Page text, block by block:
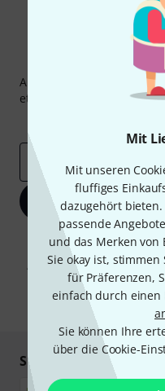
Mit
Mit unseren
fluffiges
dazugehört
passende
und das Merken von
Sie okay ist, stimmen
für Präferenzen,
einfach durch einen
Sie können Ihre
über die Cookie-
Abonniere den Thomann
etwas Glück einen von50
E-Mail-Adresse
Mit Klick auf „Jetzt
Werbung und einer Messung
Abmeldung ist jederzeit
unseren
Sicher einkaufen &